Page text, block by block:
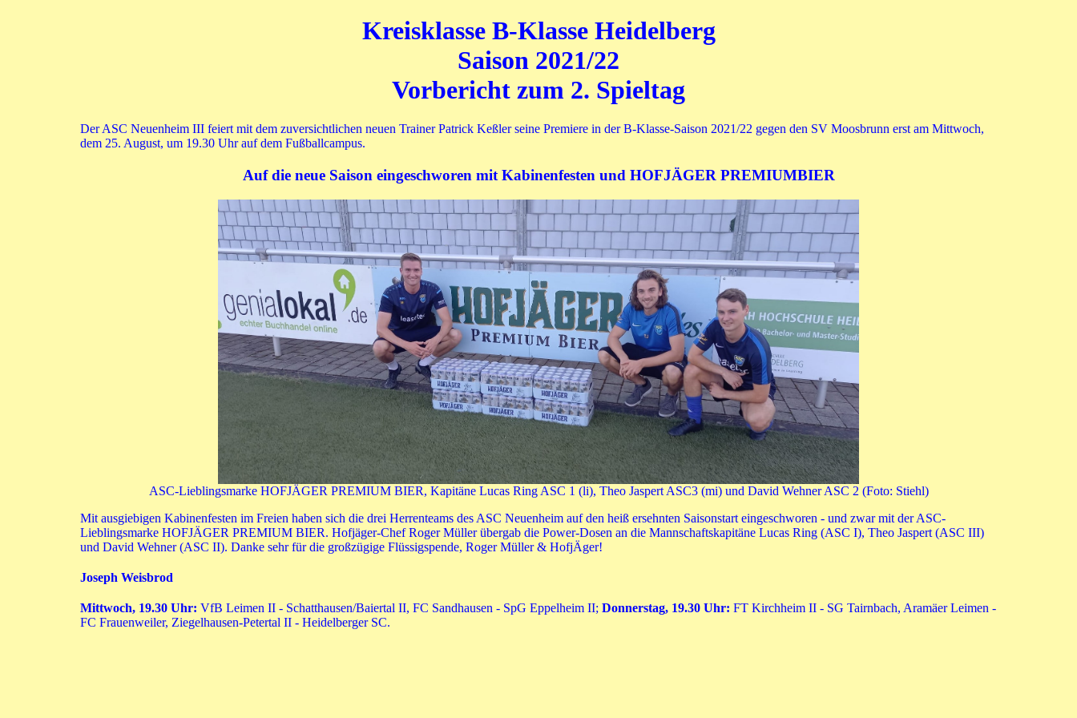
Kreisklasse B-Klasse Heidelberg
Saison 2021/22
Vorbericht zum 2. Spieltag
Der ASC Neuenheim III feiert mit dem zuversichtlichen neuen Trainer Patrick Keßler seine Premiere in der B-Klasse-Saison 2021/22 gegen den SV Moosbrunn erst am Mittwoch,
dem 25. August, um 19.30 Uhr auf dem Fußballcampus.
Auf die neue Saison eingeschworen mit Kabinenfesten und HOFJÄGER PREMIUMBIER
ASC-Lieblingsmarke HOFJÄGER PREMIUM BIER, Kapitäne Lucas Ring ASC 1 (li), Theo Jaspert ASC3 (mi) und David Wehner ASC 2 (Foto: Stiehl)
Mit ausgiebigen Kabinenfesten im Freien haben sich die drei Herrenteams des ASC Neuenheim auf den heiß ersehnten Saisonstart eingeschworen - und zwar mit der ASC-
Lieblingsmarke HOFJÄGER PREMIUM BIER. Hofjäger-Chef Roger Müller übergab die Power-Dosen an die Mannschaftskapitäne Lucas Ring (ASC I), Theo Jaspert (ASC III)
und David Wehner (ASC II). Danke sehr für die großzügige Flüssigspende, Roger Müller & HofjÄger!
Joseph Weisbrod
Mittwoch, 19.30 Uhr: VfB Leimen II - Schatthausen/Baiertal II, FC Sandhausen - SpG Eppelheim II; Donnerstag, 19.30 Uhr: FT Kirchheim II - SG Tairnbach, Aramäer Leimen -
FC Frauenweiler, Ziegelhausen-Petertal II - Heidelberger SC.